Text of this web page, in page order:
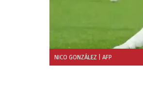
NICO GONZÁLEZ | AFP